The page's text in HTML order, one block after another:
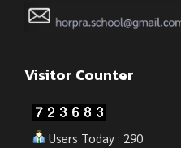
Visitor Counter
Users Today : 290